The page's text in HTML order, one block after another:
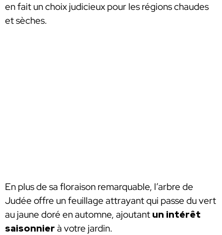
en fait un choix judicieux pour les régions chaudes
et sèches.
En plus de sa floraison remarquable, l’arbre de
Judée offre un feuillage attrayant qui passe du vert
au jaune doré en automne, ajoutant un intérêt
saisonnier à votre jardin.